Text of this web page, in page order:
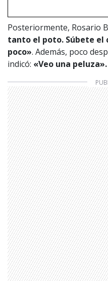
Posteriormente, Rosario
tanto el poto. Súbete el
poco». Además, poco
indicó: «Veo una peluza».